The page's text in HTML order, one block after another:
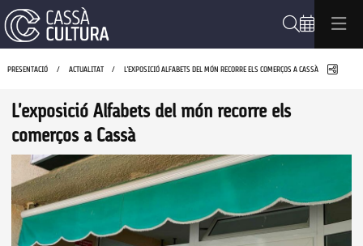
PRESENTACIÓ ACTUALITAT L'EXPOSICIÓ ALFABETS DEL MÓN RECORRE ELS COMERÇOS A CASSÀ
L'exposició Alfabets del món recorre els
comerços a Cassà